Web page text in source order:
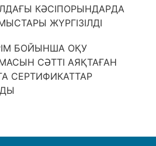
КӘСІПОРЫНДАРДА
ЖҮРГІЗІЛДІ
БОЙЫНША ОҚУ
СӘТТІ АЯҚТАҒАН
СЕРТИФИКАТТАР